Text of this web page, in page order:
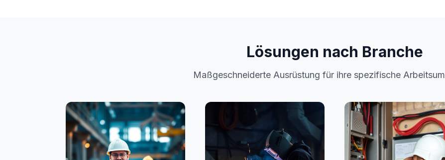
Lösungen nach Branche
Maßgeschneiderte Ausrüstung für ihre spezifische